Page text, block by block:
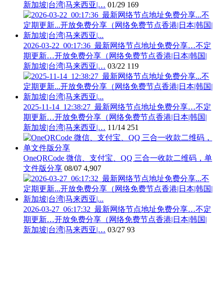
新加坡|台湾|马来西亚|… 01/29 169
2026-03-22_00:17:36_最新网络节点地址免费分享…不定
期更新…开放免费分享（网络免费节点香港|日本|韩国|
新加坡|台湾|马来西亚|… 03/22 119
2025-11-14_12:38:27_最新网络节点地址免费分享…不定
期更新…开放免费分享（网络免费节点香港|日本|韩国|
新加坡|台湾|马来西亚|… 11/14 251
OneQRCode 微信、支付宝、QQ 三合一收款二维码，单
文件版分享 08/07 4,907
2026-03-27_06:17:32_最新网络节点地址免费分享…不定
期更新…开放免费分享（网络免费节点香港|日本|韩国|
新加坡|台湾|马来西亚|… 03/27 93